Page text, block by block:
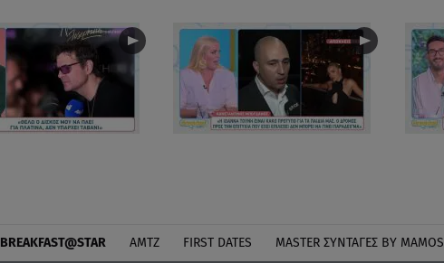
BREAKFAST@STAR ΑΜΤΖ FIRST DATES MASTER ΣΥΝΤΑΓΈΣ BY MAMOS